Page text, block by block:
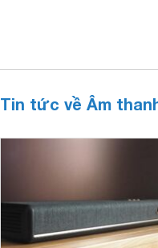
Tin tức về Âm